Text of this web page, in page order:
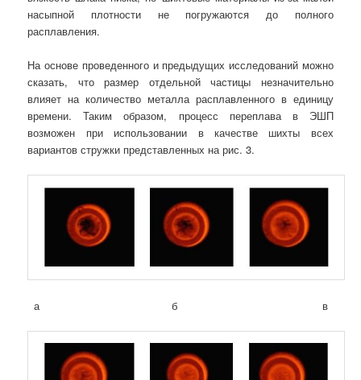
насыпной плотности не погружаются до полного
расплавления.
На основе проведенного и предыдущих исследований можно
сказать, что размер отдельной частицы незначительно
влияет на количество металла расплавленного в единицу
времени. Таким образом, процесс переплава в ЭШП
возможен при использовании в качестве шихты всех
вариантов стружки представленных на рис. 3.
а б в